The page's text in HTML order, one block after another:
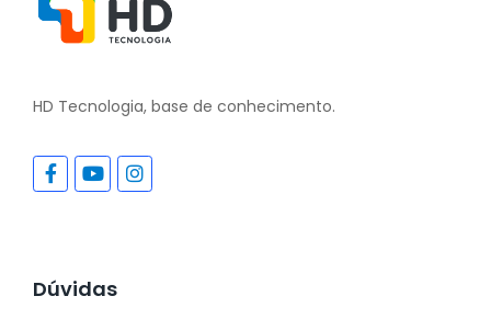
HD Tecnologia, base de conhecimento.
Dúvidas